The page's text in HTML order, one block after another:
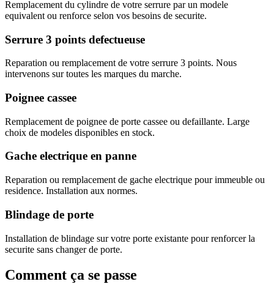
Remplacement du cylindre de votre serrure par un modele
equivalent ou renforce selon vos besoins de securite.
Serrure 3 points defectueuse
Reparation ou remplacement de votre serrure 3 points. Nous
intervenons sur toutes les marques du marche.
Poignee cassee
Remplacement de poignee de porte cassee ou defaillante. Large
choix de modeles disponibles en stock.
Gache electrique en panne
Reparation ou remplacement de gache electrique pour immeuble ou
residence. Installation aux normes.
Blindage de porte
Installation de blindage sur votre porte existante pour renforcer la
securite sans changer de porte.
Comment ça se passe